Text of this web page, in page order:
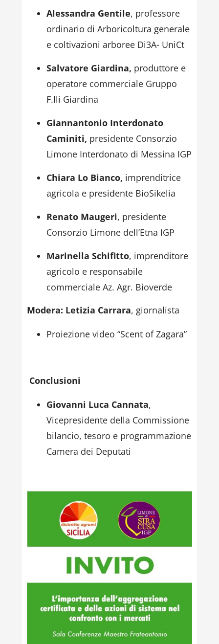
Alessandra Gentile, professore
ordinario di Arboricoltura generale
e coltivazioni arboree Di3A- UniCt
Salvatore Giardina, produttore e
operatore commerciale Gruppo
F.lli Giardina
Giannantonio Interdonato
Caminiti, presidente Consorzio
Limone Interdonato di Messina IGP
Chiara Lo Bianco, imprenditrice
agricola e presidente BioSikelia
Renato Maugeri, presidente
Consorzio Limone dell’Etna IGP
Marinella Schifitto, imprenditore
agricolo e responsabile
commerciale Az. Agr. Bioverde
Modera: Letizia Carrara, giornalista
Proiezione video “Scent of Zagara”
Conclusioni
Giovanni Luca Cannata,
Vicepresidente della Commissione
bilancio, tesoro e programmazione
Camera dei Deputati